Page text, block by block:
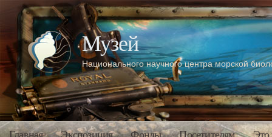
Музей
Национального научного центра морской
Главная Экспозиция Фонды Посетителям Это